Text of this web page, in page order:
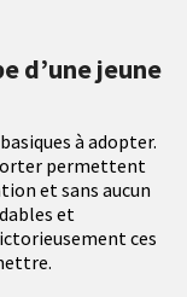
d’une jeune
à adopter.
permettent
et sans aucun
et
ces